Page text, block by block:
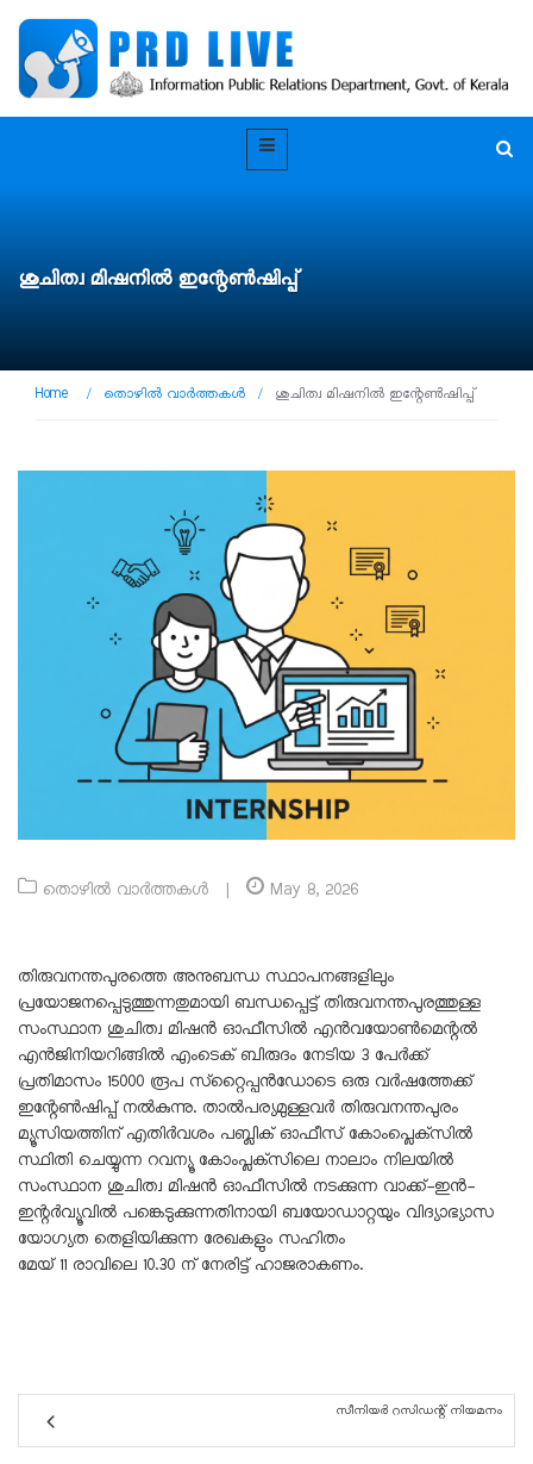
ശുചിത്വ മിഷനിൽ ഇന്റേൺഷിപ്പ്
Home / തൊഴിൽ വാർത്തകൾ / ശുചിത്വ മിഷനിൽ ഇന്റേൺഷിപ്പ്
തൊഴിൽ വാർത്തകൾ May 8, 2026
തിരുവനന്തപുരത്തെ അനുബന്ധ സ്ഥാപനങ്ങളിലും
പ്രയോജനപ്പെടുത്തുന്നതുമായി ബന്ധപ്പെട്ട് തിരുവനന്തപുരത്തുള്ള
സംസ്ഥാന ശുചിത്വ മിഷൻ ഓഫീസിൽ എൻവയോൺമെന്റൽ
എൻജിനിയറിങ്ങിൽ എംടെക് ബിരുദം നേടിയ 3 പേർക്ക്
പ്രതിമാസം 15000 രൂപ സ്‌റ്റൈപ്പൻഡോടെ ഒരു വർഷത്തേക്ക്
ഇന്റേൺഷിപ്പ് നൽകുന്നു. താൽപര്യമുള്ളവർ തിരുവനന്തപുരം
മ്യൂസിയത്തിന് എതിർവശം പബ്ലിക് ഓഫീസ് കോംപ്ലെക്‌സിൽ
സ്ഥിതി ചെയ്യുന്ന റവന്യൂ കോംപ്ലക്‌സിലെ നാലാം നിലയിൽ
സംസ്ഥാന ശുചിത്വ മിഷൻ ഓഫീസിൽ നടക്കുന്ന വാക്ക്-ഇൻ-
ഇന്റർവ്യൂവിൽ പങ്കെടുക്കുന്നതിനായി ബയോഡാറ്റയും വിദ്യാഭ്യാസ
യോഗ്യത തെളിയിക്കുന്ന രേഖകളും സഹിതം
മേയ് 11 രാവിലെ 10.30 ന് നേരിട്ട് ഹാജരാകണം.
സീനിയർ റസിഡന്റ് നിയമനം